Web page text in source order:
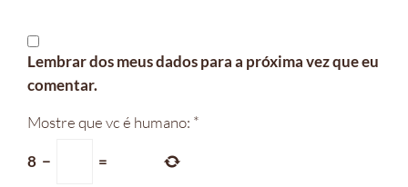
Lembrar dos meus dados para a próxima vez que eu
comentar.
Mostre que vc é humano: *
8 − =